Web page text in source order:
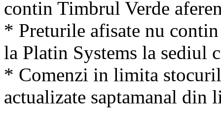
contin Timbrul Verde
* Preturile afisate nu
la Platin Systems la sediul
* Comenzi in limita
actualizate saptamanal